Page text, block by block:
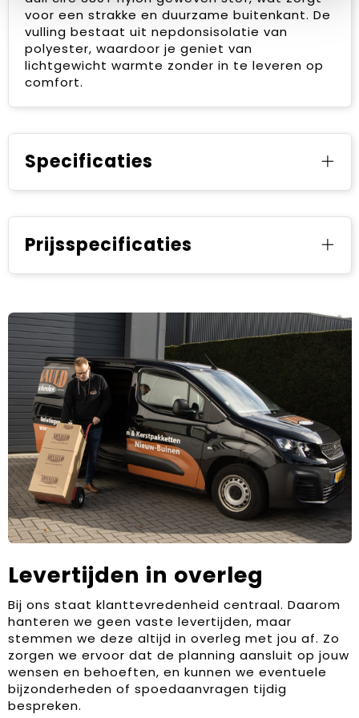
voor een strakke en duurzame buitenkant. De
vulling bestaat uit nepdonsisolatie van
polyester, waardoor je geniet van
lichtgewicht warmte zonder in te leveren op
comfort.
Specificaties
Prijsspecificaties
Levertijden in overleg
Bij ons staat klanttevredenheid centraal. Daarom
hanteren we geen vaste levertijden, maar
stemmen we deze altijd in overleg met jou af. Zo
zorgen we ervoor dat de planning aansluit op jouw
wensen en behoeften, en kunnen we eventuele
bijzonderheden of spoedaanvragen tijdig
bespreken.